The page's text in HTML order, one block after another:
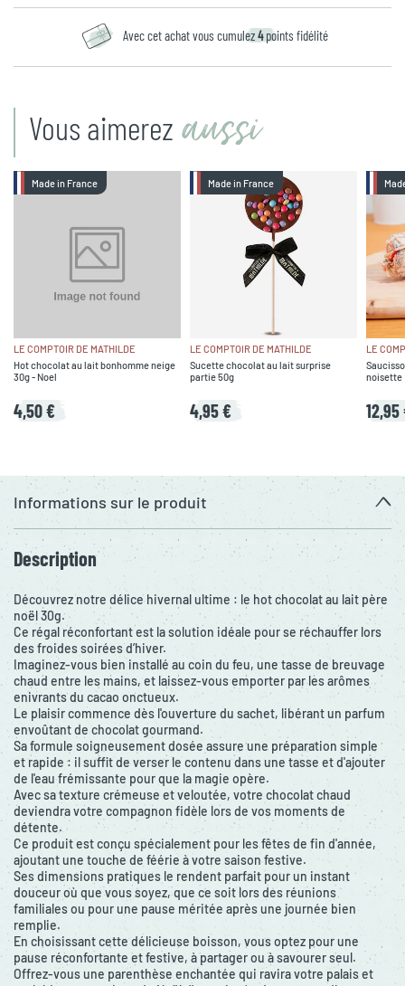
Avec cet achat vous cumulez4 points fidélité
Vous aimerez aussi
Made in France
LE COMPTOIR DE MATHILDE
Hot chocolat au lait bonhomme neige
30g - Noel
4,50 €
Made in France
LE COMPTOIR DE MATHILDE
Sucette chocolat au lait surprise
partie 50g
4,95 €
LE
noisette
12,95
Informations sur le produit
Description
Découvrez notre délice hivernal ultime : le hot chocolat au lait père
noël 30g.
Ce régal réconfortant est la solution idéale pour se réchauffer lors
des froides soirées d’hiver.
Imaginez-vous bien installé au coin du feu, une tasse de breuvage
chaud entre les mains, et laissez-vous emporter par les arômes
enivrants du cacao onctueux.
Le plaisir commence dès l'ouverture du sachet, libérant un parfum
envoûtant de chocolat gourmand.
Sa formule soigneusement dosée assure une préparation simple
et rapide : il suffit de verser le contenu dans une tasse et d'ajouter
de l'eau frémissante pour que la magie opère.
Avec sa texture crémeuse et veloutée, votre chocolat chaud
deviendra votre compagnon fidèle lors de vos moments de
détente.
Ce produit est conçu spécialement pour les fêtes de fin d'année,
ajoutant une touche de féérie à votre saison festive.
Ses dimensions pratiques le rendent parfait pour un instant
douceur où que vous soyez, que ce soit lors des réunions
familiales ou pour une pause méritée après une journée bien
remplie.
En choisissant cette délicieuse boisson, vous optez pour une
pause réconfortante et festive, à partager ou à savourer seul.
Offrez-vous une parenthèse enchantée qui ravira votre palais et